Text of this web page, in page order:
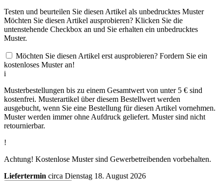
Testen und beurteilen Sie diesen Artikel als unbedrucktes Muster
Möchten Sie diesen Artikel ausprobieren? Klicken Sie die
untenstehende Checkbox an und Sie erhalten ein unbedrucktes
Muster.
Möchten Sie diesen Artikel erst ausprobieren? Fordern Sie ein
kostenloses Muster an!
i
Musterbestellungen bis zu einem Gesamtwert von unter 5 € sind
kostenfrei. Musterartikel über diesem Bestellwert werden
ausgebucht, wenn Sie eine Bestellung für diesen Artikel vornehmen.
Muster werden immer ohne Aufdruck geliefert. Muster sind nicht
retournierbar.
!
Achtung! Kostenlose Muster sind Gewerbetreibenden vorbehalten.
Liefertermin circa Dienstag 18. August 2026